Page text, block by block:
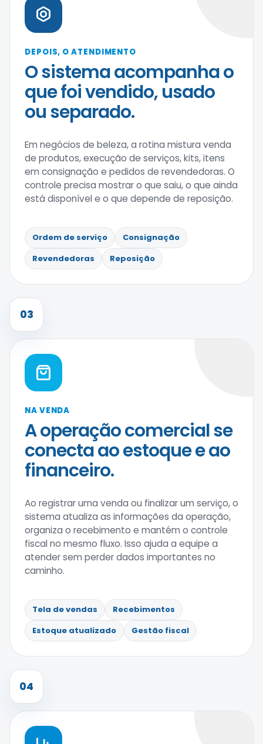
DEPOIS, O ATENDIMENTO
O sistema acompanha o
que foi vendido, usado
ou separado.
Em negócios de beleza, a rotina mistura venda
de produtos, execução de serviços, kits, itens
em consignação e pedidos de revendedoras. O
controle precisa mostrar o que saiu, o que ainda
está disponível e o que depende de reposição.
Ordem de serviço
Consignação
Revendedoras
Reposição
03
NA VENDA
A operação comercial se
conecta ao estoque e ao
financeiro.
Ao registrar uma venda ou finalizar um serviço, o
sistema atualiza as informações da operação,
organiza o recebimento e mantém o controle
fiscal no mesmo fluxo. Isso ajuda a equipe a
atender sem perder dados importantes no
caminho.
Tela de vendas
Recebimentos
Estoque atualizado
Gestão fiscal
04